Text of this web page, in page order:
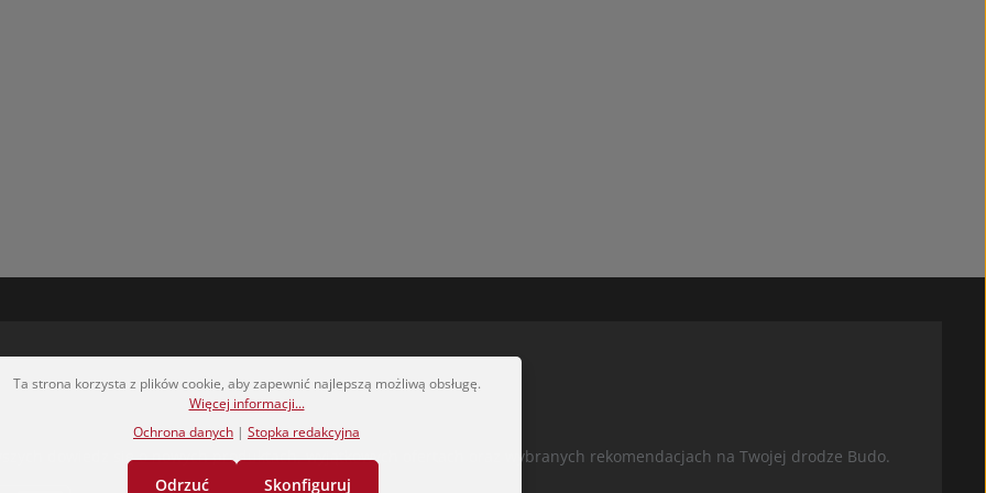
dowiedz się o nowych produktach, wyjątkowych ofertach oraz wybranych rekomendacjach na Twojej drodze Budo.
Ta strona korzysta z plików cookie, aby zapewnić najlepszą możliwą obsługę.
Więcej informacji...
Ochrona danych | Stopka redakcyjna
Odrzuć Skonfiguruj